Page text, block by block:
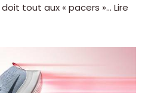
doit tout aux « pacers »… Lire